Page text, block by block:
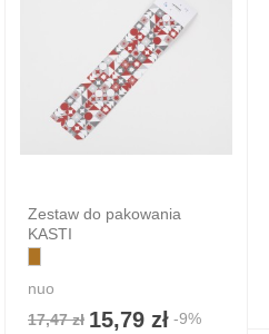
Zestaw do pakowania
KASTI
nuo
17,47 zł 15,79 zł -9%